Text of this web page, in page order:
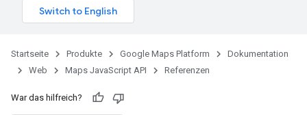
Startseite Produkte Google Maps Platform
Dokumentation
Web
Maps JavaScript API Referenzen
War das hilfreich?